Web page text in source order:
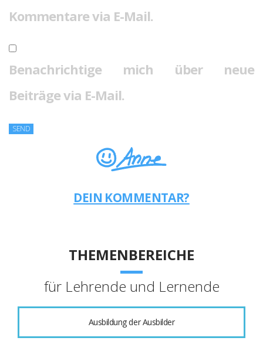
Kommentare via E-Mail.
Benachrichtige mich über neue
Beiträge via E-Mail.
DEIN KOMMENTAR?
THEMENBEREICHE
für Lehrende und Lernende
Ausbildung der Ausbilder